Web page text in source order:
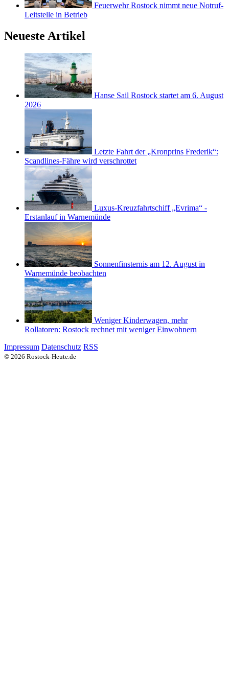
Feuerwehr Rostock nimmt neue Notruf-
Leitstelle in Betrieb
Neueste Artikel
Hanse Sail Rostock startet am 6. August
2026
Letzte Fahrt der „Kronprins Frederik“:
Scandlines-Fähre wird verschrottet
Luxus-Kreuzfahrtschiff „Evrima“ -
Erstanlauf in Warnemünde
Sonnenfinsternis am 12. August in
Warnemünde beobachten
Weniger Kinderwagen, mehr
Rollatoren: Rostock rechnet mit weniger Einwohnern
Impressum Datenschutz RSS
© 2026 Rostock-Heute.de